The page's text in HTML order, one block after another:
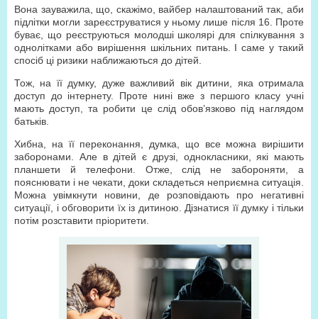
Вона зауважила, що, скажімо, вайбер налаштований так, аби
підлітки могли зареєструватися у ньому лише після 16. Проте
буває, що реєструються молодші школярі для спілкування з
однолітками або вирішення шкільних питань. І саме у такий
спосіб ці ризики наближаються до дітей.
Тож, на її думку, дуже важливий вік дитини, яка отримала
доступ до інтернету. Проте нині вже з першого класу учні
мають доступ, та робити це слід обов’язково під наглядом
батьків.
Хибна, на її переконання, думка, що все можна вирішити
заборонами. Але в дітей є друзі, однокласники, які мають
планшети й телефони. Отже, слід не забороняти, а
пояснювати і не чекати, доки складеться неприємна ситуація.
Можна увімкнути новини, де розповідають про негативні
ситуації, і обговорити їх із дитиною. Дізнатися її думку і тільки
потім розставити пріоритети.